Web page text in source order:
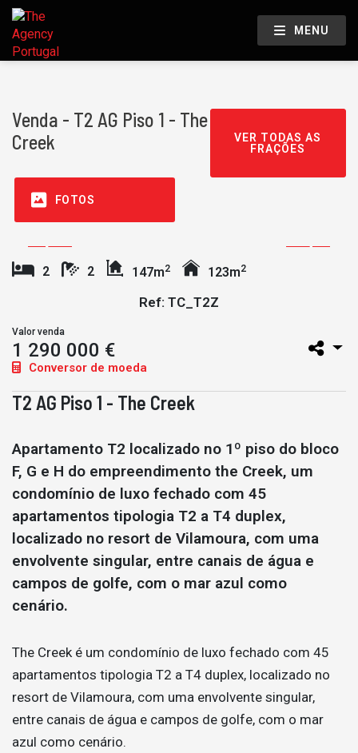
MENU
Venda - T2 AG Piso 1 - The
Creek
VER TODAS AS
FRAÇÕES
FOTOS
2 2 147m2 123m2
Ref: TC_T2Z
Valor venda
1 290 000 €
Conversor de moeda
T2 AG Piso 1 - The Creek
Apartamento T2 localizado no 1º piso do bloco
F, G e H do empreendimento the Creek, um
condomínio de luxo fechado com 45
apartamentos tipologia T2 a T4 duplex,
localizado no resort de Vilamoura, com uma
envolvente singular, entre canais de água e
campos de golfe, com o mar azul como
cenário.
The Creek é um condomínio de luxo fechado com 45
apartamentos tipologia T2 a T4 duplex, localizado no
resort de Vilamoura, com uma envolvente singular,
entre canais de água e campos de golfe, com o mar
azul como cenário.